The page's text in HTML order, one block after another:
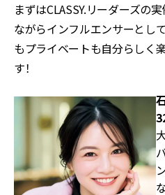
まずはCLASSY.リーダーズの
ながらインフルエンサーとし
もプライベートも自分らしく
す！